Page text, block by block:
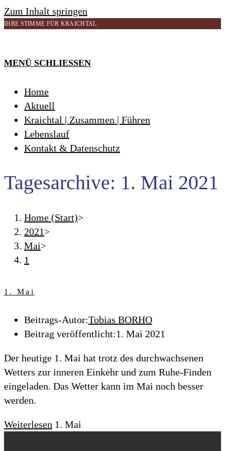
Zum Inhalt springen
IHRE STIMME FÜR KRAICHTAL
MENÜ SCHLIESSEN
Home
Aktuell
Kraichtal | Zusammen | Führen
Lebenslauf
Kontakt & Datenschutz
Tagesarchive: 1. Mai 2021
Home (Start)>
2021>
Mai>
1
1. Mai
Beitrags-Autor:Tobias BORHO
Beitrag veröffentlicht:1. Mai 2021
Der heutige 1. Mai hat trotz des durchwachsenen
Wetters zur inneren Einkehr und zum Ruhe-Finden
eingeladen. Das Wetter kann im Mai noch besser
werden.
Weiterlesen 1. Mai